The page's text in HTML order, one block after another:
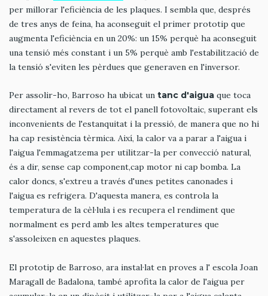
per millorar l'eficiència de les plaques. I sembla que, després
de tres anys de feina, ha aconseguit el primer prototip que
augmenta l'eficiència en un 20%: un 15% perquè ha aconseguit
una tensió més constant i un 5% perquè amb l'estabilització de
la tensió s'eviten les pèrdues que generaven en l'inversor.
Per assolir-ho, Barroso ha ubicat un tanc d'aigua que toca
directament al revers de tot el panell fotovoltaic, superant els
inconvenients de l'estanquitat i la pressió, de manera que no hi
ha cap resistència tèrmica. Així, la calor va a parar a l'aigua i
l'aigua l'emmagatzema per utilitzar-la per convecció natural,
és a dir, sense cap component,cap motor ni cap bomba. La
calor doncs, s'extreu a través d'unes petites canonades i
l'aigua es refrigera. D'aquesta manera, es controla la
temperatura de la cèl·lula i es recupera el rendiment que
normalment es perd amb les altes temperatures que
s'assoleixen en aquestes plaques.
El prototip de Barroso, ara instal·lat en proves a l' escola Joan
Maragall de Badalona, també aprofita la calor de l'aigua per